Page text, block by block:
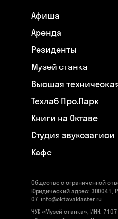
Афиша
Аренда
Резиденты
Музей станка
Высшая
Техлаб Про.Парк
Книги на Октаве
Студия звукозаписи
Кафе
Общество с ограниченной
Юридический адрес: 300041,
07, info@oktavaklaster.ru
ЧУК «Музей станка», ИНН: